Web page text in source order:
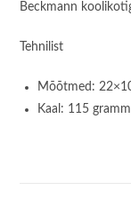
Beckmann
Tehnilist
Mõõtmed:
Kaal: 115